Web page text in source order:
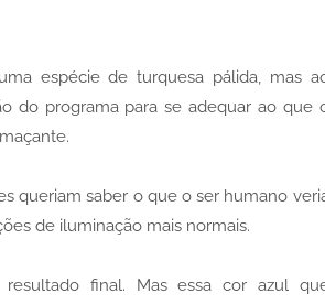
espécie de turquesa pálida, mas
do programa para se adequar ao que
queriam saber o que o ser humano
de iluminação mais normais.
final. Mas essa cor azul